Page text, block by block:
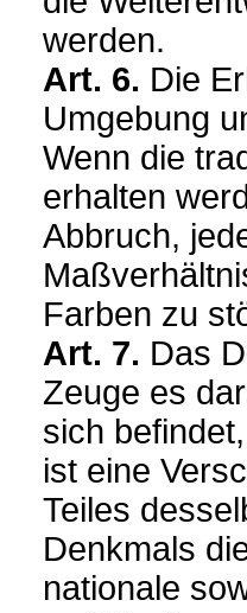
werden.
Art. 6. Die
Umgebung
Wenn die
erhalten
Abbruch,
Farben zu
Art. 7. Das
Zeuge es
sich
ist eine
Teiles
Denkmals
nationale